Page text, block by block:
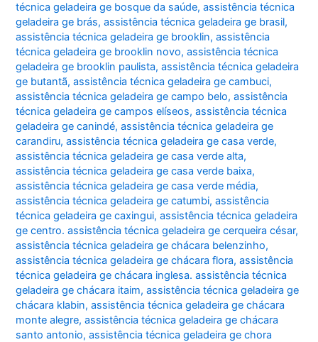
técnica geladeira ge bosque da saúde,assistência técnica
geladeira ge brás,assistência técnica geladeira ge brasil,
assistência técnica geladeira ge brooklin,assistência
técnica geladeira ge brooklin novo,assistência técnica
geladeira ge brooklin paulista,assistência técnica geladeira
ge butantã,assistência técnica geladeira ge cambuci,
assistência técnica geladeira ge campo belo,assistência
técnica geladeira ge campos elíseos,assistência técnica
geladeira ge canindé,assistência técnica geladeira ge
carandiru,assistência técnica geladeira ge casa verde,
assistência técnica geladeira ge casa verde alta,
assistência técnica geladeira ge casa verde baixa,
assistência técnica geladeira ge casa verde média,
assistência técnica geladeira ge catumbi,assistência
técnica geladeira ge caxingui,assistência técnica geladeira
ge centro. assistência técnica geladeira ge cerqueira césar,
assistência técnica geladeira ge chácara belenzinho,
assistência técnica geladeira ge chácara flora,assistência
técnica geladeira ge chácara inglesa. assistência técnica
geladeira ge chácara itaim,assistência técnica geladeira ge
chácara klabin,assistência técnica geladeira ge chácara
monte alegre,assistência técnica geladeira ge chácara
santo antonio,assistência técnica geladeira ge chora